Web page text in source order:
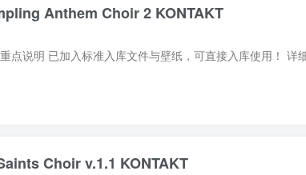
Anthem Choir 2 KONTAKT
Choir v.1.1 KONTAKT